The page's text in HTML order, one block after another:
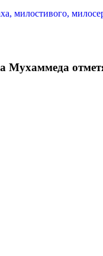
Мухаммеда